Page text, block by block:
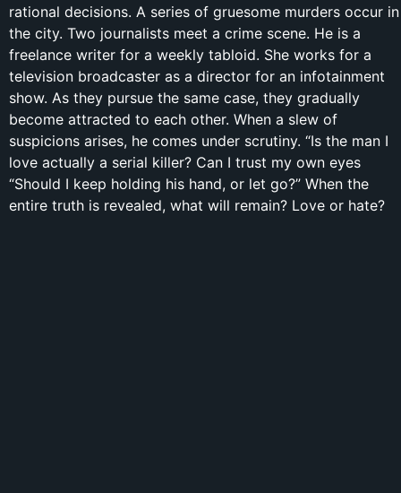
rational decisions. A series of gruesome murders occur in
the city. Two journalists meet a crime scene. He is a
freelance writer for a weekly tabloid. She works for a
television broadcaster as a director for an infotainment
show. As they pursue the same case, they gradually
become attracted to each other. When a slew of
suspicions arises, he comes under scrutiny. “Is the man I
love actually a serial killer? Can I trust my own eyes
“Should I keep holding his hand, or let go?” When the
entire truth is revealed, what will remain? Love or hate?